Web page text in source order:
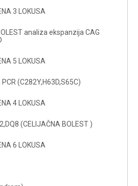
3 LOKUSA
analiza ekspanzija CAG
5 LOKUSA
(C282Y,H63D,S65C)
4 LOKUSA
(CELIJAČNA BOLEST )
6 LOKUSA